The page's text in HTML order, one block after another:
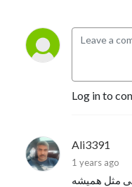
Log in to
Ali3391
1 years ago
مثل همیشه